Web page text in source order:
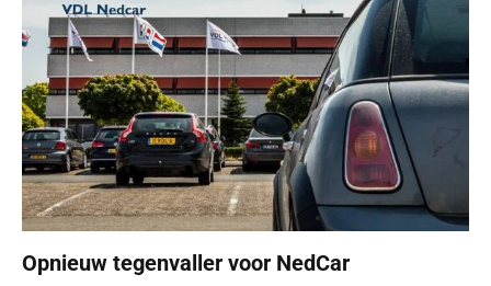
Opnieuw tegenvaller voor NedCar